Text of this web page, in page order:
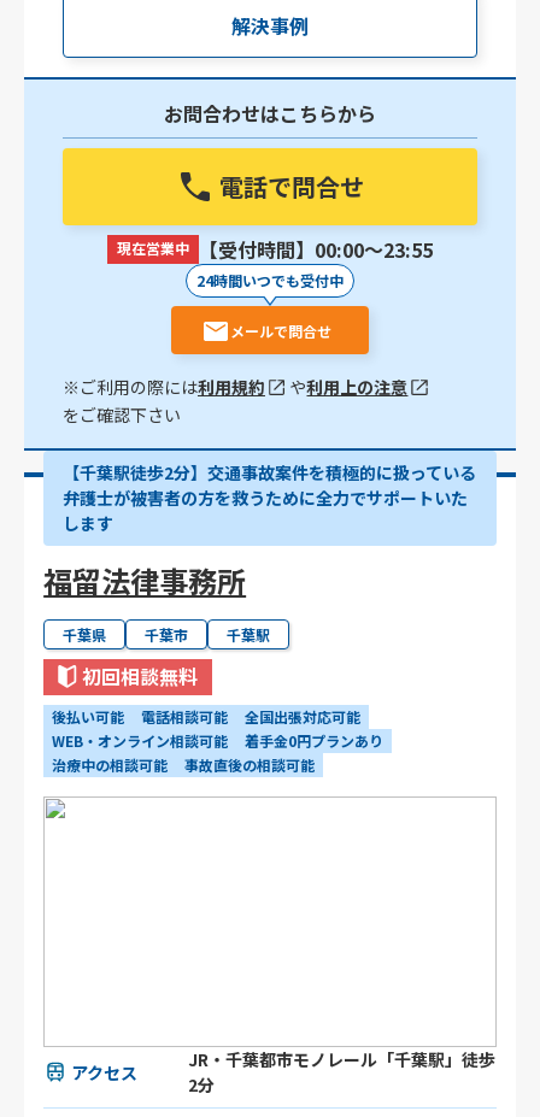
解決事例
お問合わせはこちらから
電話で問合せ
現在営業中 【受付時間】00:00〜23:55
24時間いつでも受付中
メールで問合せ
※ご利用の際には利用規約 や利用上の注意
をご確認下さい
【千葉駅徒歩2分】交通事故案件を積極的に扱っている
弁護士が被害者の方を救うために全力でサポートいた
します
福留法律事務所
千葉県 千葉市 千葉駅
初回相談無料
後払い可能 電話相談可能
全国出張対応可能
WEB・オンライン相談可能
着手金0円プランあり
治療中の相談可能
事故直後の相談可能
アクセス
JR・千葉都市モノレール「千葉駅」徒歩
2分